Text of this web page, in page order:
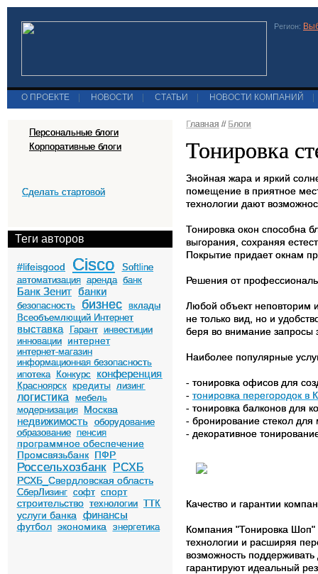
Регион:
О ПРОЕКТЕ НОВОСТИ СТАТЬИ НОВОСТИ КОМПАНИЙ
Персональные блоги
Корпоративные блоги
Сделать стартовой
Теги авторов
#lifeisgood Cisco
Softline
автоматизация аренда банк
Банк Зенит банки
безопасность бизнес
вклады
Всеобъемлющий Интернет
выставка Гарант инвестиции
инновации
интернет
интернет-магазин
информационная безопасность
ипотека
Конкурс конференция
Красноярск кредиты лизинг
логистика
мебель
модернизация
Москва
недвижимость оборудование
образование пенсия
программное обеспечение
Промсвязьбанк ПФР
Россельхозбанк РСХБ
РСХБ_Свердловская область
СберЛизинг софт спорт
строительство технологии ТТК
услуги банка финансы
футбол экономика энергетика
Главная // Блоги
Тонировка
Знойная жара и яркий
помещение в приятное
технологии дают
Тонировка окон способна
выгорания, сохраняя
Покрытие придает окнам
Решения от
Любой объект неповторим
не только вид, но и
беря во внимание запросы
Наиболее популярные
- тонировка офисов для
- тонировка перегородок в
- тонировка балконов для
- бронирование стекол
- декоративное
Качество и гарантии
Компания "Тонировка Шоп"
технологии и расширяя
возможность
гарантируют идеальный